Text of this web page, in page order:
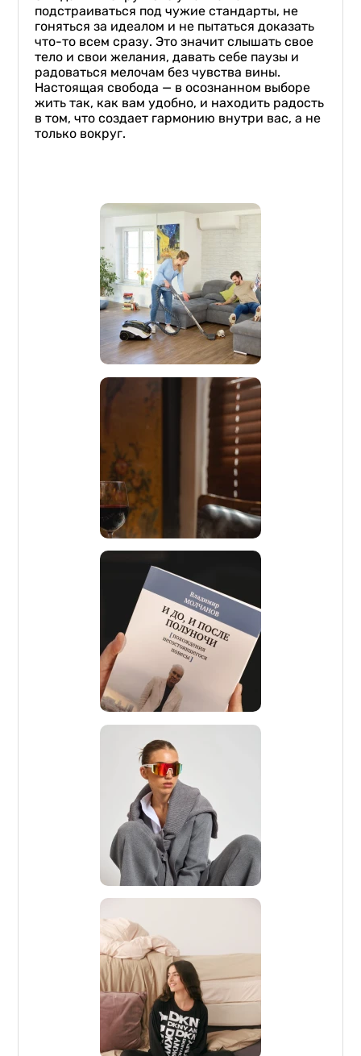
подстраиваться под чужие стандарты, не
гоняться за идеалом и не пытаться доказать
что-то всем сразу. Это значит слышать свое
тело и свои желания, давать себе паузы и
радоваться мелочам без чувства вины.
Настоящая свобода — в осознанном выборе
жить так, как вам удобно, и находить радость
в том, что создает гармонию внутри вас, а не
только вокруг.